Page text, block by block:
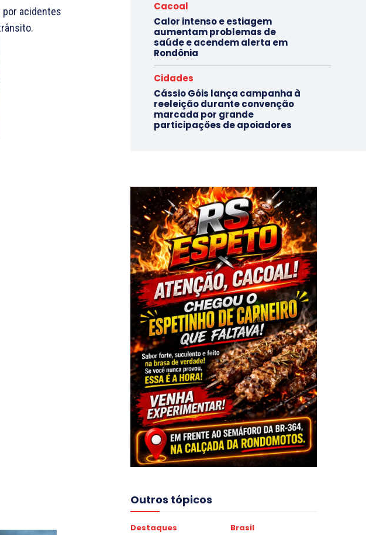
por acidentes
Cacoal
Calor intenso e estiagem
aumentam problemas de
saúde e acendem alerta em
Rondônia
Cidades
Cássio Góis lança campanha à
reeleição durante convenção
marcada por grande
participações de apoiadores
Outros tópicos
Destaques Brasil